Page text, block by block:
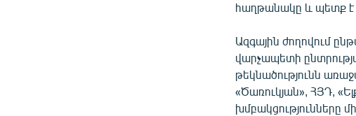
հաղթանակը և պետք է
Ազգային ժողովում
վարչապետի
թեկնածությունն
«Ծառուկյան», ՀՅԴ,
խմբակցությունները